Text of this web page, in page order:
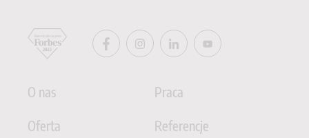
O nas
Oferta
Praca
Referencje